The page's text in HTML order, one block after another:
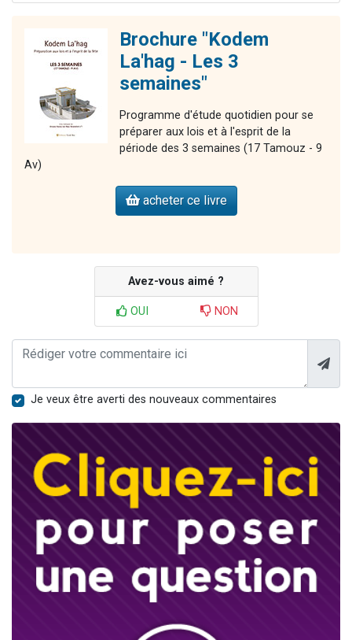
Brochure "Kodem
La'hag - Les 3
semaines"
Programme d'étude quotidien pour se
préparer aux lois et à l'esprit de la
période des 3 semaines (17 Tamouz - 9
Av)
acheter ce livre
Avez-vous aimé ?
OUI NON
Je veux être averti des nouveaux commentaires